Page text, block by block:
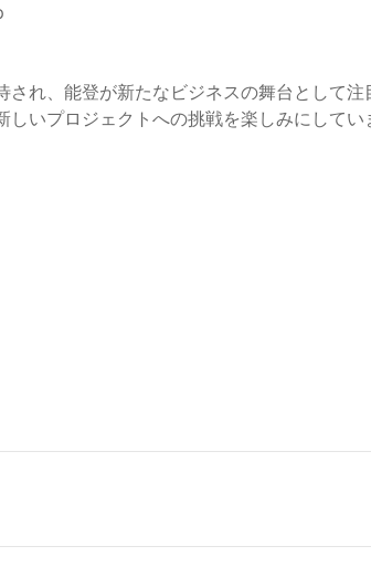
れ、能登が新たなビジネスの舞台として注
いプロジェクトへの挑戦を楽しみにしてい